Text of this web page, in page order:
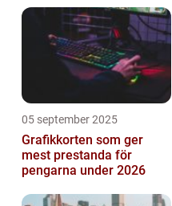
05 september 2025
Grafikkorten som ger
mest prestanda för
pengarna under 2026